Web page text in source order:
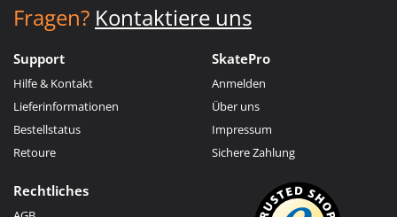
Fragen? Kontaktiere uns
Support
Hilfe & Kontakt
Lieferinformationen
Bestellstatus
Retoure
SkatePro
Anmelden
Über uns
Impressum
Sichere Zahlung
Rechtliches